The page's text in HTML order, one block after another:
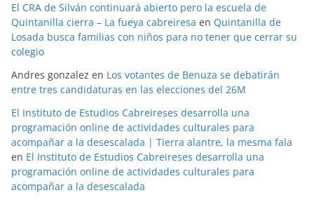
El CRA de Silván continuará abierto pero la escuela de
Quintanilla cierra – La fueya cabreiresa en Quintanilla de
Losada busca familias con niños para no tener que cerrar su
colegio
Andres gonzalez en Los votantes de Benuza se debatirán
entre tres candidaturas en las elecciones del 26M
El Instituto de Estudios Cabreireses desarrolla una
programación online de actividades culturales para
acompañar a la desescalada | Tierra alantre, la mesma fala
en El Instituto de Estudios Cabreireses desarrolla una
programación online de actividades culturales para
acompañar a la desescalada